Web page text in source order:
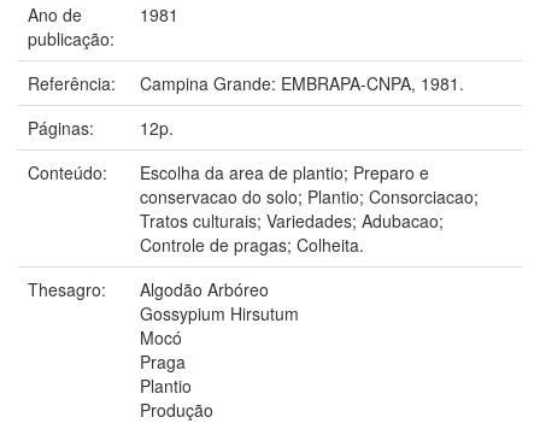
Ano de
publicação:
1981
Referência:
Campina Grande: EMBRAPA-CNPA, 1981.
Páginas:
12p.
Conteúdo:
Escolha da area de plantio; Preparo e
conservacao do solo; Plantio; Consorciacao;
Tratos culturais; Variedades; Adubacao;
Controle de pragas; Colheita.
Thesagro:
Algodão Arbóreo
Gossypium Hirsutum
Mocó
Praga
Plantio
Produção